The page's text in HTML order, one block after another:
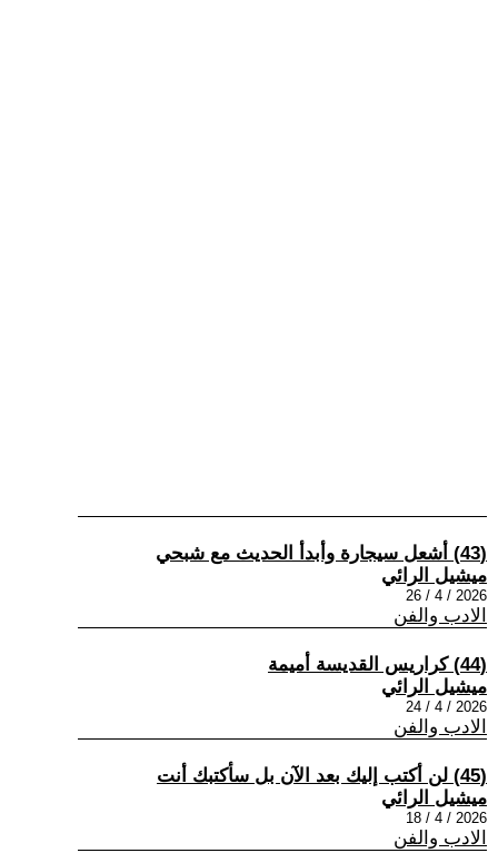
(43) أشعل سيجارة وأبدأ الحديث مع شبحي
ميشيل الرائي
2026 / 4 / 26
الادب والفن
(44) كراريس القديسة أميمة
ميشيل الرائي
2026 / 4 / 24
الادب والفن
(45) لن أكتب إليك بعد الآن بل سأكتبك أنت
ميشيل الرائي
2026 / 4 / 18
الادب والفن